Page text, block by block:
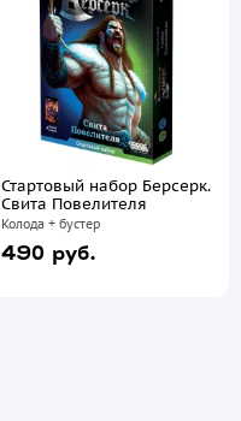
Стартовый набор Берсерк.
Свита Повелителя
Колода + бустер
490 руб.